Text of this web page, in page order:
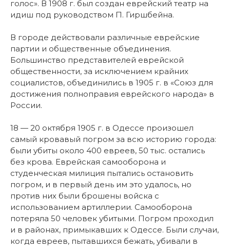
голос». В 1908 г. был создан еврейский театр на
идиш под руководством П. Гиршбейна.
В городе действовали различные еврейские
партии и общественные объединения.
Большинство представителей еврейской
общественности, за исключением крайних
социалистов, объединились в 1905 г. в «Союз для
достижения полноправия еврейского народа» в
России.
18 — 20 октября 1905 г. в Одессе произошел
самый кровавый погром за всю историю города:
были убиты около 400 евреев, 50 тыс. остались
без крова. Еврейская самооборона и
студенческая милиция пытались остановить
погром, и в первый день им это удалось, но
против них были брошены войска с
использованием артиллерии. Самооборона
потеряла 50 человек убитыми. Погром проходил
и в районах, примыкавших к Одессе. Были случаи,
когда евреев, пытавшихся бежать, убивали в